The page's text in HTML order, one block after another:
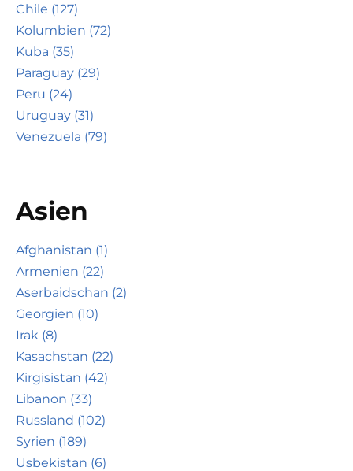
Chile (127)
Kolumbien (72)
Kuba (35)
Paraguay (29)
Peru (24)
Uruguay (31)
Venezuela (79)
Asien
Afghanistan (1)
Armenien (22)
Aserbaidschan (2)
Georgien (10)
Irak (8)
Kasachstan (22)
Kirgisistan (42)
Libanon (33)
Russland (102)
Syrien (189)
Usbekistan (6)